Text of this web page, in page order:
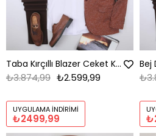
Taba Kırçıllı Blazer Ceket Kombini Erkek | Slim Fit Şık Komple Set
₺2.599,99
₺3.874,99
UYGULAMA İNDIRIMI
₺2499,99